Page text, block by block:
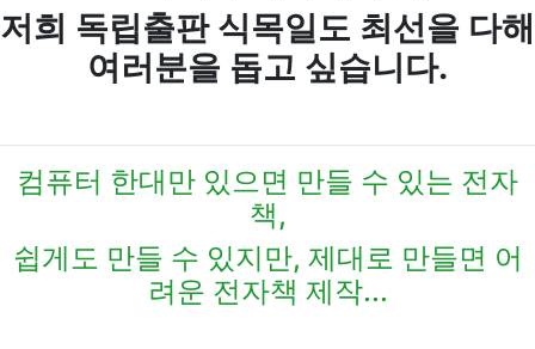
저희 독립출판 식목일도 최선을 다해
여러분을 돕고 싶습니다.
컴퓨터 한대만 있으면 만들 수 있는 전자
책,
쉽게도 만들 수 있지만, 제대로 만들면 어
려운 전자책 제작...